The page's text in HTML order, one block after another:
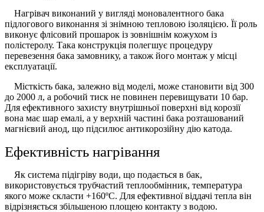
Нагрівач виконаний у вигляді моновалентного бака
підлогового виконання зі знімною тепловою ізоляцією. Її роль
виконує флісовий прошарок із зовнішнім кожухом із
полістеролу. Така конструкція полегшує процедуру
перевезення бака замовнику, а також його монтаж у місці
експлуатації.
Місткість бака, залежно від моделі, може становити від 300
до 2000 л, а робочий тиск не повинен перевищувати 10 бар.
Для ефективного захисту внутрішньої поверхні від корозії
вона має шар емалі, а у верхній частині бака розташований
магнієвий анод, що підсилює антикорозійну дію катода.
Ефективність нагрівання
Як система підігріву води, що подається в бак,
використовується трубчастий теплообмінник, температура
якого може скласти +160ºС. Для ефективної віддачі тепла він
відрізняється збільшеною площею контакту з водою.